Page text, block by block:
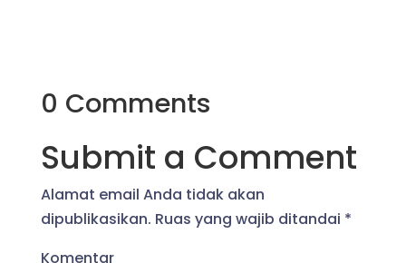
0 Comments
Submit a Comment
Alamat email Anda tidak akan
dipublikasikan. Ruas yang wajib ditandai *
Komentar